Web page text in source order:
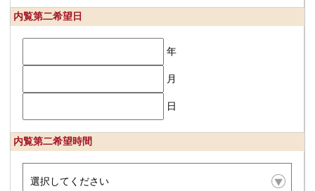
内覧第二希望日
年
月
日
内覧第二希望時間